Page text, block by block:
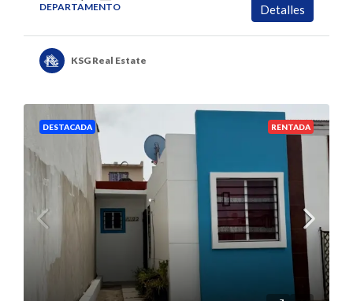
DEPARTAMENTO Detalles
KSG Real Estate
DESTACADA RENTADA